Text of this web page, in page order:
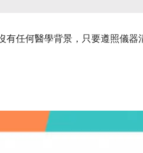
任何醫學背景，只要遵照儀器